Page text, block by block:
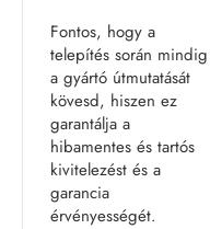
Fontos, hogy a
telepítés során mindig
a gyártó útmutatását
kövesd, hiszen ez
garantálja a
hibamentes és tartós
kivitelezést és a
garancia
érvényességét.